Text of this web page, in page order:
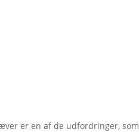
er en af de udfordringer, som